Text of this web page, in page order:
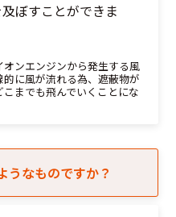
ぼすことができま
ンエンジンから発生する風
に風が流れる為、遮蔽物が
までも飛んでいくことにな
うなものですか？